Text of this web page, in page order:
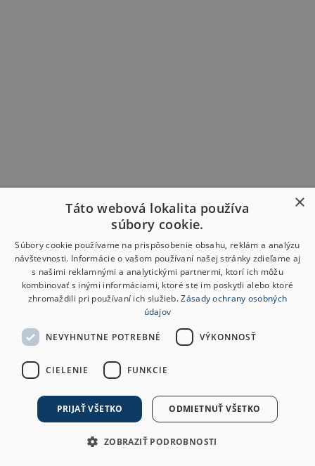
×
Táto webová lokalita používa
súbory cookie.
Súbory cookie používame na prispôsobenie obsahu, reklám a analýzu
návštevnosti. Informácie o vašom používaní našej stránky zdieľame aj
s našimi reklamnými a analytickými partnermi, ktorí ich môžu
kombinovať s inými informáciami, ktoré ste im poskytli alebo ktoré
zhromaždili pri používaní ich služieb.Zásady ochrany osobných
údajov
NEVYHNUTNE POTREBNÉ VÝKONNOSŤ
CIELENIE FUNKCIE
PRIJAŤ VŠETKO ODMIETNUŤ VŠETKO
ZOBRAZIŤ PODROBNOSTI